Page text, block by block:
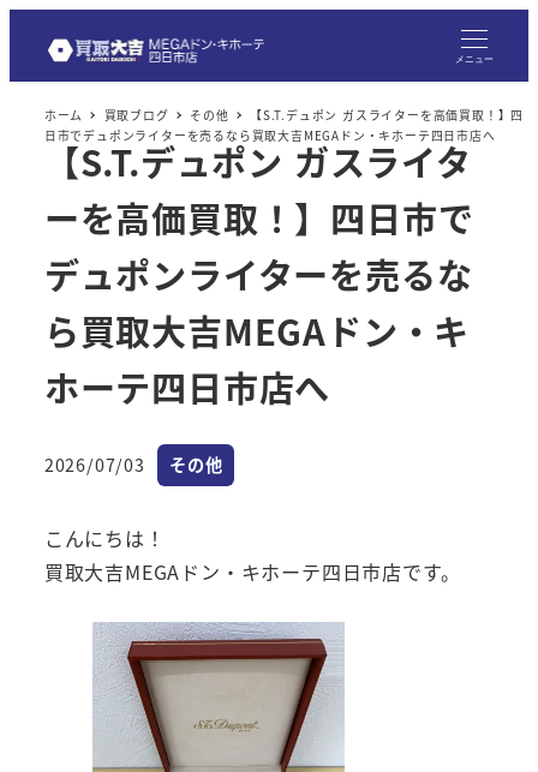
メニュー
ホーム 買取ブログ その他
【S.T.デュポン ガスライターを高価買取！】四
日市でデュポンライターを売るなら買取大吉MEGAドン・キホーテ四日市店へ
【S.T.デュポン ガスライタ
ーを高価買取！】四日市で
デュポンライターを売るな
ら買取大吉MEGAドン・キ
ホーテ四日市店へ
投稿日
2026/07/03 カテゴリー
その他
こんにちは！
買取大吉MEGAドン・キホーテ四日市店です。